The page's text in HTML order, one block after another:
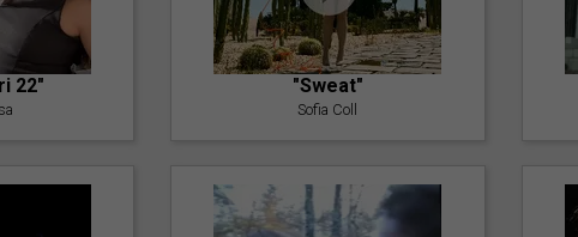
22" "Sweat"
Sofia Coll